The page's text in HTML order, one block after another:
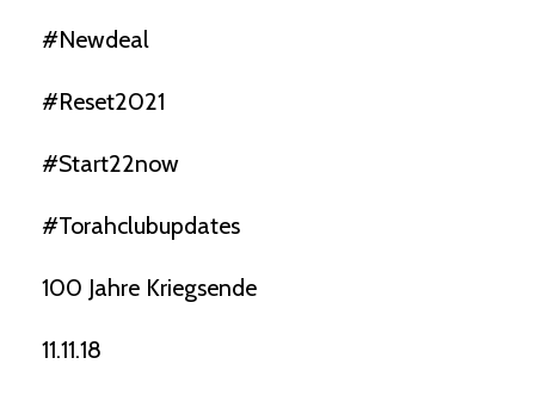
#newdeal
#reset2021
#start22now
#torahclubupdates
100 Jahre Kriegsende
11.11.18